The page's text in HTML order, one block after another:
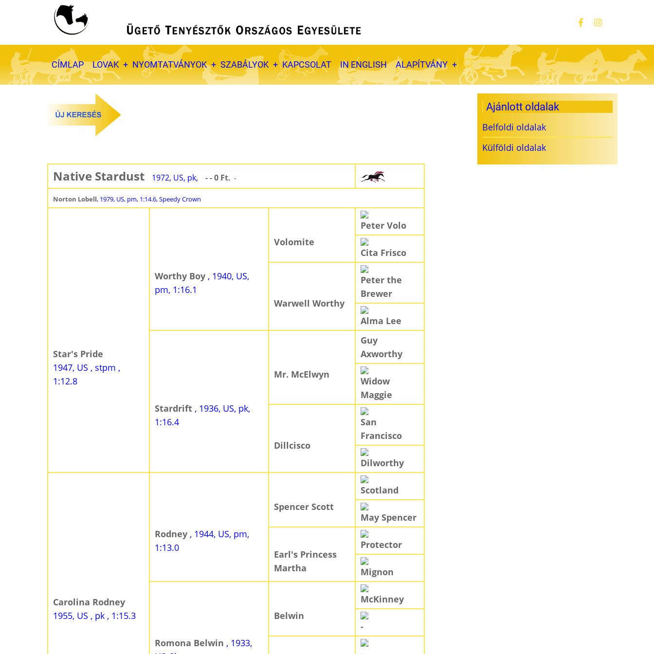
Fő
navigáció
CÍMLAP LOVAK NYOMTATVÁNYOK SZABÁLYOK KAPCSOLAT IN ENGLISH ALAPÍTVÁNY
Native Stardust 1972, US, pk, - - 0 Ft. -
Norton Lobell, 1979, US, pm, 1:14.6, Speedy Crown
Star's Pride
1947, US , stpm ,
1:12.8
Worthy Boy , 1940, US,
pm, 1:16.1
Volomite
Peter Volo
Cita Frisco
Warwell Worthy
Peter the
Brewer
Alma Lee
Stardrift , 1936, US, pk,
1:16.4
Mr. McElwyn
Guy
Axworthy
Widow
Maggie
Dillcisco
San
Francisco
Dilworthy
Carolina Rodney
1955, US , pk , 1:15.3
Rodney , 1944, US, pm,
1:13.0
Spencer Scott
Scotland
May Spencer
Earl's Princess
Martha
Protector
Mignon
Romona Belwin , 1933,
Belwin
McKinney
-
Ajánlott oldalak
Belfoldi oldalak
Külföldi oldalak